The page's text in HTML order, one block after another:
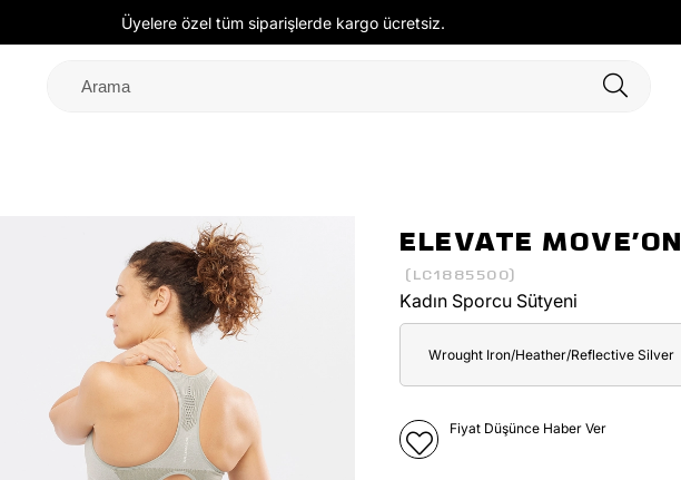
Üyelere özel tüm siparişlerde kargo ücretsiz.
ELEVATE MOVE'ON
(LC1885500)
Kadın Sporcu Sütyeni
Wrought Iron/Heather/Reflective Silver
Fiyat Düşünce Haber Ver